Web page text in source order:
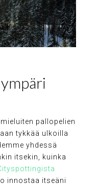
pallopelien
tykkää ulkoilla
yhdessä
itsekin, kuinka
innostaa itseäni